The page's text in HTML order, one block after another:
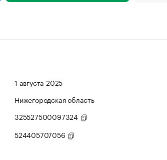
1 августа 2025
Нижегородская область
325527500097324
524405707056